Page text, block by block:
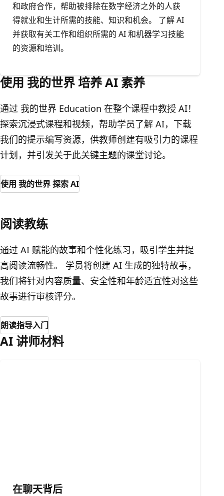
和政府合作，帮助被排除在数字经济之外的人获
得就业和生计所需的技能、知识和机会。 了解 AI
并获取有关工作和组织所需的 AI 和机器学习技能
的资源和培训。
使用 我的世界 培养 AI 素养
通过 我的世界 Education 在整个课程中教授 AI！
探索沉浸式课程和视频，帮助学员了解 AI，下载
我们的提示编写资源，供教师创建有吸引力的课程
计划，并引发关于此关键主题的课堂讨论。
使用 我的世界 探索 AI
阅读教练
通过 AI 赋能的故事和个性化练习，吸引学生并提
高阅读流畅性。 学员将创建 AI 生成的独特故事，
我们将针对内容质量、安全性和年龄适宜性对这些
故事进行审核评分。
朗读指导入门
AI 讲师材料
在聊天背后